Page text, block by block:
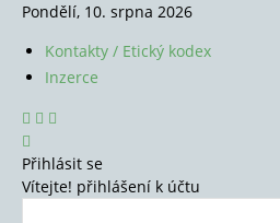
Pondělí, 10. srpna 2026
Kontakty / Etický kodex
Inzerce
Přihlásit se
Vítejte! přihlášení k účtu